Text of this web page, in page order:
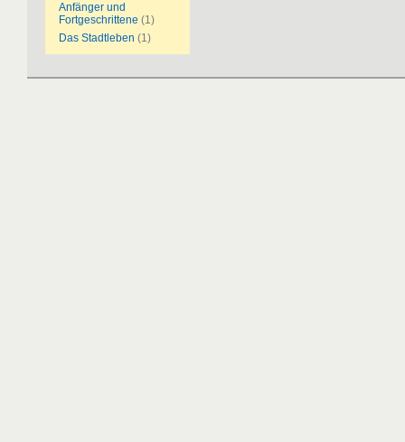
Anfänger und
Fortgeschrittene (1)
Das Stadtleben (1)